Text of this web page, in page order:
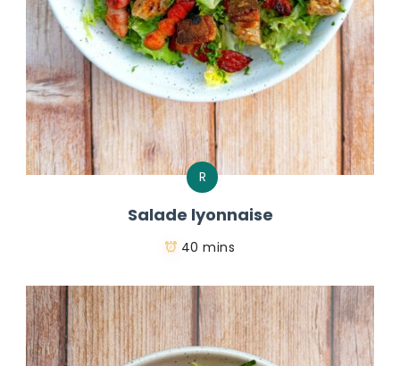
R
Salade lyonnaise
40 mins